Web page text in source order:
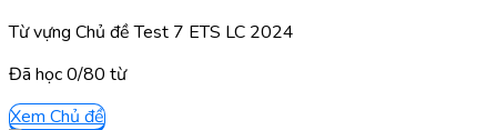
Từ vựng Chủ đề Test 7 ETS LC 2024
Đã học0/80 từ
Xem Chủ đề